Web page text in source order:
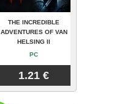
THE INCREDIBLE
ADVENTURES OF VAN
HELSING II
PC
1.21 €